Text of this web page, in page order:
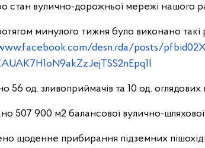
стан вулично-дорожньої мережі нашого
минулого тижня було виконано такі
desn.rda/posts/
56 од. зливоприймачів та 10 од. оглядових
507 900 м2 балансової вулично-
щоденне прибирання підземних